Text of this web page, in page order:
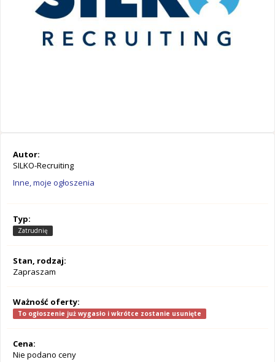
Autor:
SILKO-Recruiting
Inne, moje ogłoszenia
Typ:
Zatrudnię
Stan, rodzaj:
Zapraszam
Ważność oferty:
To ogłoszenie już wygasło i wkrótce zostanie usunięte
Cena:
Nie podano ceny